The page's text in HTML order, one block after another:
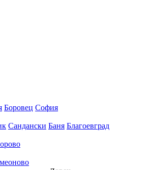
Боровец София
Сандански Баня Благоевград